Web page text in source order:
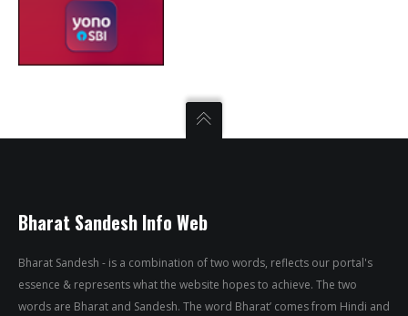
Bharat Sandesh Info Web
Bharat Sandesh - is a combination of two words, reflects our portal's
essence & represents what the website hopes to achieve. The two
words are Bharat and Sandesh. The word Bharat’ comes from Hindi and